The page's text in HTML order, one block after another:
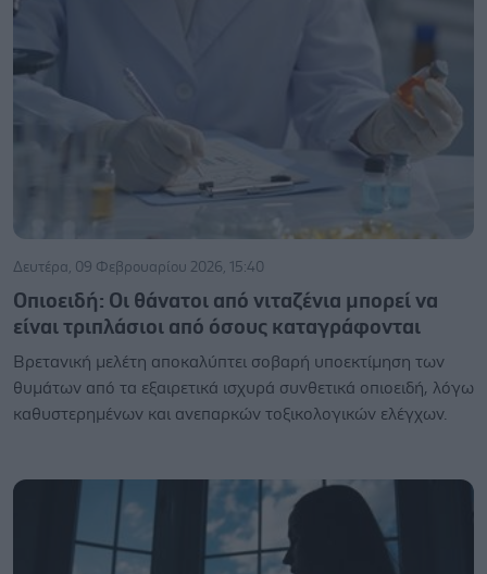
Δευτέρα, 09 Φεβρουαρίου 2026, 15:40
Οπιοειδή: Οι θάνατοι από νιταζένια μπορεί να
είναι τριπλάσιοι από όσους καταγράφονται
Βρετανική μελέτη αποκαλύπτει σοβαρή υποεκτίμηση των
θυμάτων από τα εξαιρετικά ισχυρά συνθετικά οπιοειδή, λόγω
καθυστερημένων και ανεπαρκών τοξικολογικών ελέγχων.